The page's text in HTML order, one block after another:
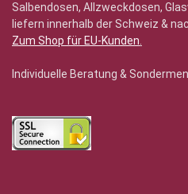
Salbendosen, Allzweckdosen,
liefern innerhalb der Schweiz &
Zum Shop für EU-Kunden
Individuelle Beratung &